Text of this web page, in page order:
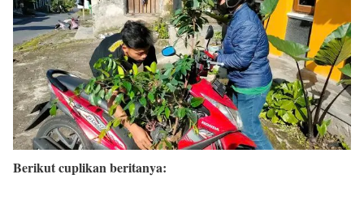
Berikut cuplikan beritanya: